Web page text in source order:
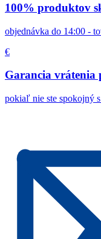
100% produktov
objednávka do 14:00 -
€
Garancia vrátenia
pokiaľ nie ste spokojný